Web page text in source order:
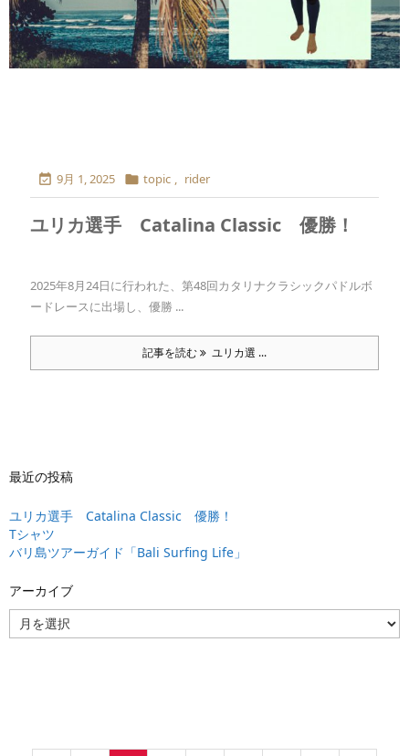
 9月 1, 2025  topic , rider
ユリカ選手 Catalina Classic 優勝！
2025年8月24日に行われた、第48回カタリナクラシックパドルボ
ードレースに出場し、優勝 ...
記事を読む ユリカ選 ...
最近の投稿
ユリカ選手 Catalina Classic 優勝！
Tシャツ
バリ島ツアーガイド「Bali Surfing Life」
アーカイブ
ー